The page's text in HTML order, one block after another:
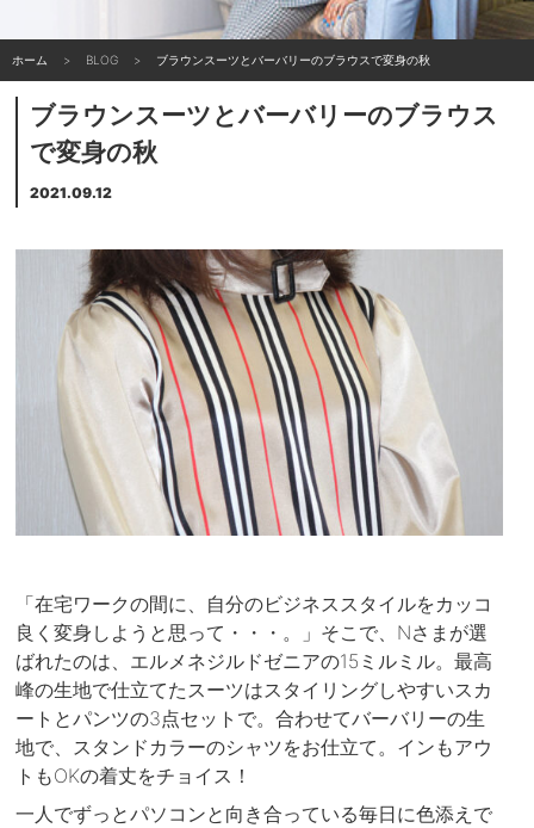
ホーム BLOG ブラウンスーツとバーバリーのブラウスで変身の秋
ブラウンスーツとバーバリーのブラウス
で変身の秋
2021.09.12
「在宅ワークの間に、自分のビジネススタイルをカッコ
良く変身しようと思って・・・。」そこで、Nさまが選
ばれたのは、エルメネジルドゼニアの15ミルミル。最高
峰の生地で仕立てたスーツはスタイリングしやすいスカ
ートとパンツの3点セットで。合わせてバーバリーの生
地で、スタンドカラーのシャツをお仕立て。インもアウ
トもOKの着丈をチョイス！
一人でずっとパソコンと向き合っている毎日に色添えで